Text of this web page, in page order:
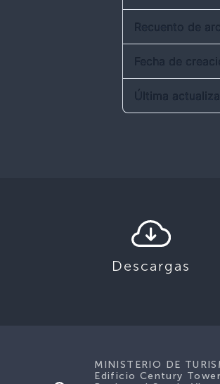
Recuento de
Fecha de
Última
Descargas
MINISTERIO DE
Edificio Century